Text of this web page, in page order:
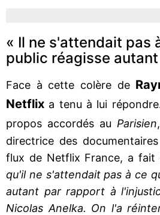
« Il ne s'attendait pas
public réagisse autant
Face à cette colère de
Netflix a tenu à lui
propos accordés au Parisien,
directrice des
flux de Netflix France, a fait
qu'il ne s'attendait pas à ce
autant par rapport à
Nicolas Anelka. On l'a